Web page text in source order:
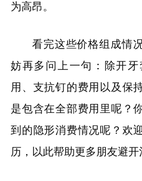
为高昂。
看完这些价格组成情
妨再多问上一句：除开
用、支抗钉的费用以及保
是包含在全部费用里呢？
到的隐形消费情况呢？欢
历，以此帮助更多朋友避开